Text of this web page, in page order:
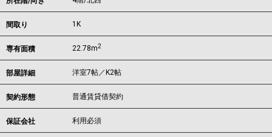
間取り 1K
専有面積 22.78m2
部屋詳細 洋室7帖／K2帖
契約形態 普通賃貸借契約
保証会社 利用必須